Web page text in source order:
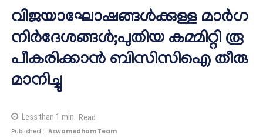
വി​​ജ​​യാ​​ഘോ​​ഷ​​ങ്ങ​​ൾ​​ക്കു​​ള്ള മാ​​ർ​​ഗ​​
നി​​ർ​​ദേ​​ശ​​ങ്ങ​​ൾ;പു​​തി​​യ ക​​മ്മി​​റ്റി രൂ​​
പീ​​ക​​രി​​ക്കാ​​ൻ ബി​​സി​​സി​​ഐ തീ​​രു​​
മാ​​നി​​ച്ചു
Less than 1 min. Read
Published : Aswamedham Team